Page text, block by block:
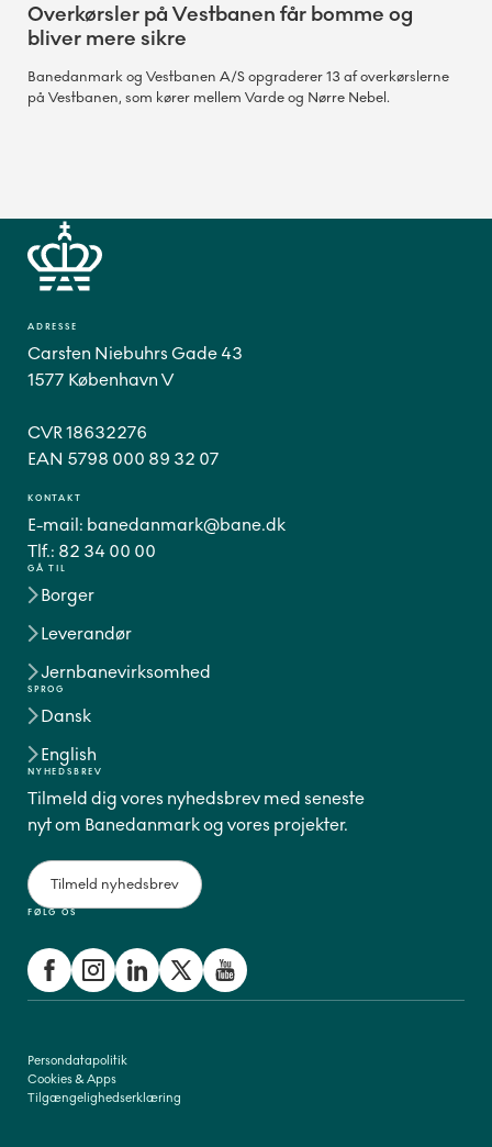
Overkørsler på Vestbanen får bomme og
bliver mere sikre
Banedanmark og Vestbanen A/S opgraderer 13 af overkørslerne
på Vestbanen, som kører mellem Varde og Nørre Nebel.
GÅ TIL
Borger
Leverandør
Jernbanevirksomhed
SPROG
Dansk
English
FØLG OS
ADRESSE
Carsten Niebuhrs Gade 43
1577 København V
CVR 18632276
EAN 5798 000 89 32 07
KONTAKT
E-mail: banedanmark@bane.dk
Tlf.: 82 34 00 00
NYHEDSBREV
Tilmeld dig vores nyhedsbrev med seneste
nyt om Banedanmark og vores projekter.
Tilmeld nyhedsbrev
Persondatapolitik
Cookies & Apps
Tilgængelighedserklæring